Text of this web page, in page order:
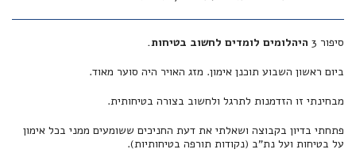
סיפור 3
היהלומים לומדים לחשוב בטיחות.
ביום ראשון השבוע תוכנן אימון. מזג האויר היה סוער מאוד.
מבחינתי זו הזדמנות לתרגל ולחשוב בצורה בטיחותית.
פתחתי בדיון בקבוצה ושאלתי את דעת החניכים ששומעים ממני בכל אימון
על בטיחות ועל נת”ב (נקודות תורפה בטיחותיות).